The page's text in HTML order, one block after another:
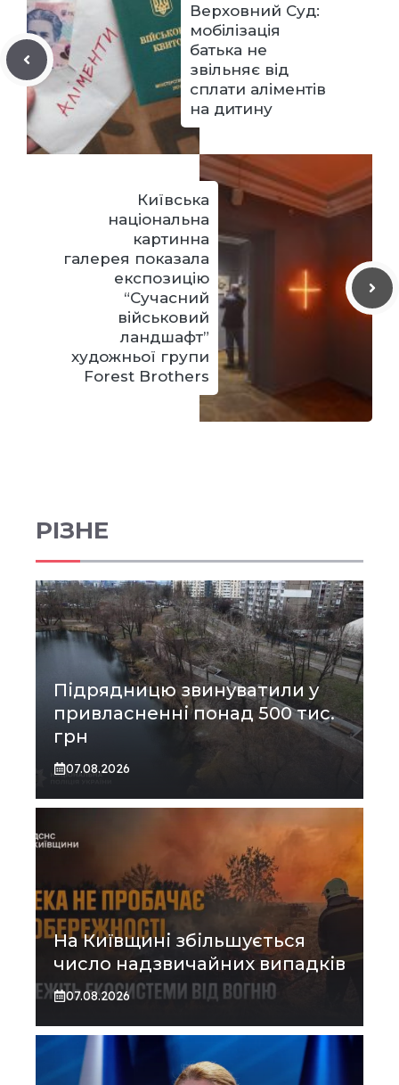
Верховний Суд:
мобілізація
батька не
звільняє від
сплати аліментів
на дитину
Київська
національна
картинна
галерея показала
експозицію
“Сучасний
військовий
ландшафт”
художньої групи
Forest Brothers
РІЗНЕ
Підрядницю звинуватили у
привласненні понад 500 тис.
грн
07.08.2026
На Київщині збільшується
число надзвичайних випадків
07.08.2026